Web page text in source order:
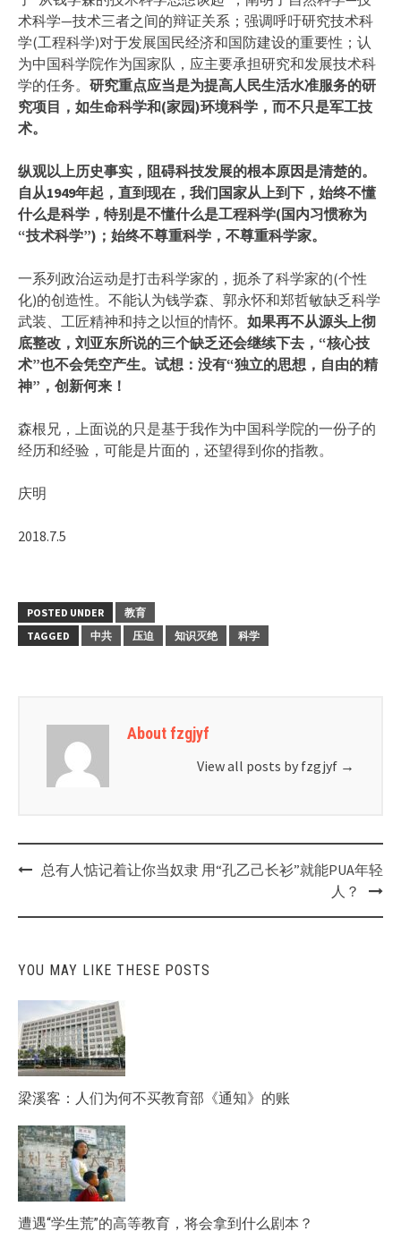
术科学—技术三者之间的辩证关系；强调呼吁研究技术科
学(工程科学)对于发展国民经济和国防建设的重要性；认
为中国科学院作为国家队，应主要承担研究和发展技术科
学的任务。 研究重点应当是为提高人民生活水准服务的研
究项目，如生命科学和(家园)环境科学，而不只是军工技
术。
纵观以上历史事实，阻碍科技发展的根本原因是清楚的。
自从1949年起，直到现在，我们国家从上到下，始终不懂
什么是科学，特别是不懂什么是工程科学(国内习惯称为
“技术科学”)；始终不尊重科学，不尊重科学家。
一系列政治运动是打击科学家的，扼杀了科学家的(个性
化)的创造性。不能认为钱学森、郭永怀和郑哲敏缺乏科学
武装、工匠精神和持之以恒的情怀。 如果再不从源头上彻
底整改，刘亚东所说的三个缺乏还会继续下去，“核心技
术”也不会凭空产生。试想：没有“独立的思想，自由的精
神”，创新何来！
森根兄，上面说的只是基于我作为中国科学院的一份子的
经历和经验，可能是片面的，还望得到你的指教。
庆明
2018.7.5
POSTED UNDER
教育
TAGGED
中共 压迫 知识灭绝 科学
About fzgjyf
View all posts by fzgjyf →
Post总有人惦记着让你当奴隶 用“孔乙己长衫”就能PUA年轻
人？
YOU MAY LIKE THESE POSTS
梁溪客：人们为何不买教育部《通知》的账
遭遇“学生荒”的高等教育，将会拿到什么剧本？